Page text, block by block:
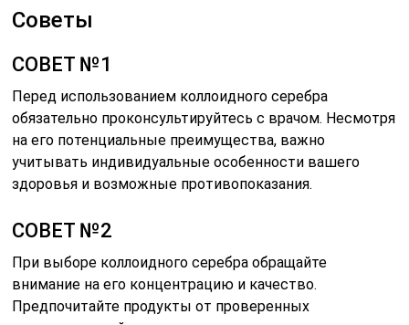
Советы
СОВЕТ №1
Перед использованием коллоидного серебра
обязательно проконсультируйтесь с врачом. Несмотря
на его потенциальные преимущества, важно
учитывать индивидуальные особенности вашего
здоровья и возможные противопоказания.
СОВЕТ №2
При выборе коллоидного серебра обращайте
внимание на его концентрацию и качество.
Предпочитайте продукты от проверенных